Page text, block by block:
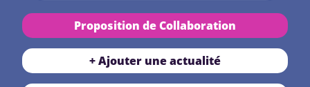
Proposition de Collaboration
+ Ajouter une actualité